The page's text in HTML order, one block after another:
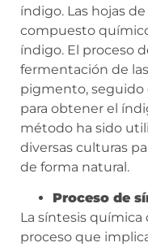
índigo. Las hojas
compuesto
índigo. El proceso
fermentación de
pigmento, seguido
para obtener el
método ha sido
diversas culturas
de forma natural.
Proceso de
La síntesis
proceso que